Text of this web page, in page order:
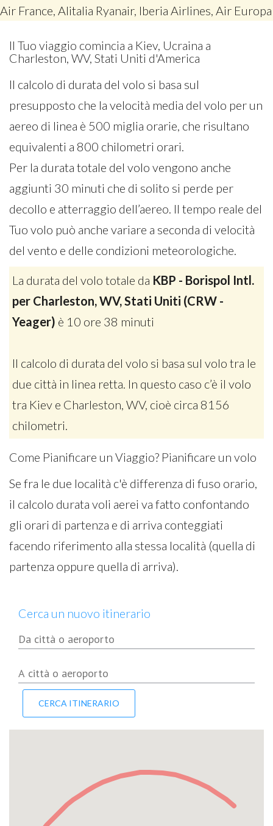
Air France, Alitalia Ryanair, Iberia Airlines, Air Europa
Il Tuo viaggio comincia a Kiev, Ucraina a
Charleston, WV, Stati Uniti d'America
Il calcolo di durata del volo si basa sul
presupposto che la velocità media del volo per un
aereo di linea è 500 miglia orarie, che risultano
equivalenti a 800 chilometri orari.
Per la durata totale del volo vengono anche
aggiunti 30 minuti che di solito si perde per
decollo e atterraggio dell’aereo. Il tempo reale del
Tuo volo può anche variare a seconda di velocità
del vento e delle condizioni meteorologiche.
La durata del volo totale da KBP - Borispol Intl.
per Charleston, WV, Stati Uniti (CRW -
Yeager) è 10 ore 38 minuti
Il calcolo di durata del volo si basa sul volo tra le
due città in linea retta. In questo caso c’è il volo
tra Kiev e Charleston, WV, cioè circa 8156
chilometri.
Come Pianificare un Viaggio? Pianificare un volo
Se fra le due località c'è differenza di fuso orario,
il calcolo durata voli aerei va fatto confontando
gli orari di partenza e di arriva conteggiati
facendo riferimento alla stessa località (quella di
partenza oppure quella di arriva).
Cerca un nuovo itinerario